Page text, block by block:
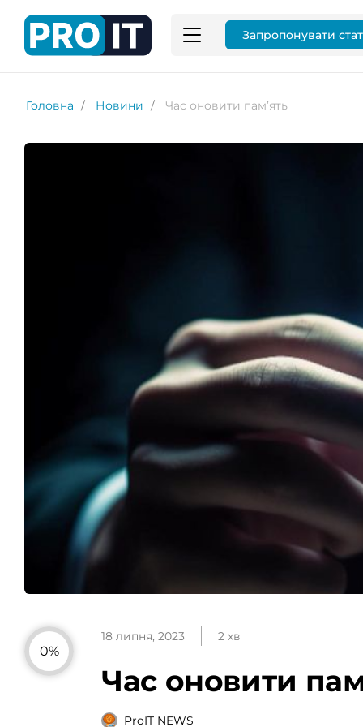
Запропонувати
Головна Новини Час оновити пам’ять
0%
18 липня, 2023 2 хв
Час оновити
ProIT NEWS